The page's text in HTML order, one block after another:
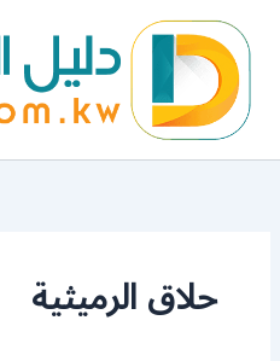
المحتوى
حلاق الرميثية